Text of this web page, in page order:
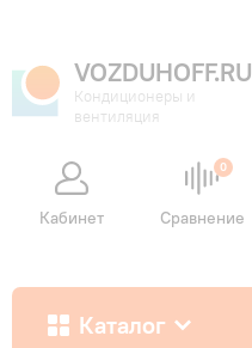
VOZDUHOFF.RU
Кондиционеры и
вентиляция
Кабинет
0
Сравнение
Каталог